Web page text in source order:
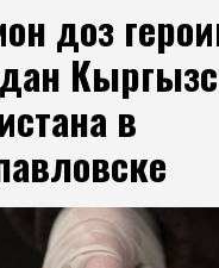
доз
в